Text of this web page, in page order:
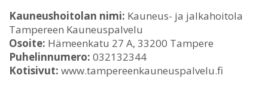
Kauneushoitolan nimi: Kauneus- ja jalkahoitola
Tampereen Kauneuspalvelu
Osoite: Hämeenkatu 27 A, 33200 Tampere
Puhelinnumero: 032132344
Kotisivut: www.tampereenkauneuspalvelu.fi